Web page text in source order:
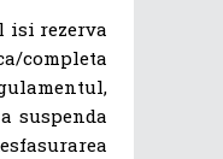
rezerva
completa
suspenda